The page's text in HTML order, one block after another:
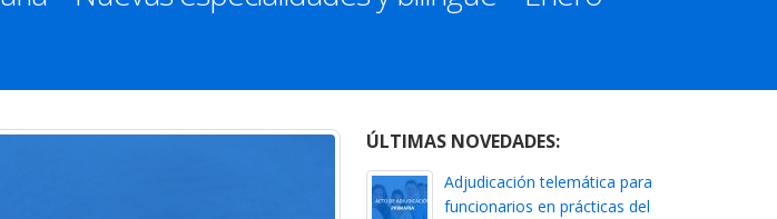
ÚLTIMAS NOVEDADES:
Adjudicación telemática para
funcionarios en prácticas del